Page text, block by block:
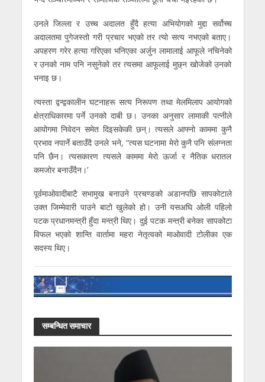
उनले जिल्ला र उच्च अदालत हुँदै हत्या अभियोगको मुद्दा सर्वोच्च
अदालतमा पुगेजस्तो गरी प्रचार भएको तर त्यो सत्य नभएको बताए।
अपहरण गरेर हत्या गरिएका भनिएका अर्जुन लामालाई आफूले नचिनेको
र उनको नाम पनि नसुनेको तर त्यसमा आफूलाई मुछ्न खोजेको उनको
भनाइ छ।
त्यस्ता द्वन्द्वकालीन घटनाहरू सत्य निरूपण तथा मेलमिलाप आयोगको
क्षेत्राधिकारमा पर्ने उनको दाबी छ। उनका अनुसार लामाकी पत्नीले
आयोगमा निवेदन समेत दिइसकेकी छन्। त्यसले आफ्नो काममा कुनै
प्रभाव नपार्ने बताउँदै उनले भने, “त्यस घटनामा मेरो कुनै पनि संलग्नता
पनि छैन। त्यसकारण त्यसले काममा मेरो ऊर्जा र नैतिक धरातल
कमजोर बनाउँदैन।’
पूर्वमाओवादीबाटै सभामुख बनाउने प्रचण्डको अडानपछि सापकोटाले
उक्त जिम्मेवारी पाउने बाटो खुलेको हो। उनी यसअघि ओली पहिलो
पटक प्रधानमन्त्री हुँदा मन्त्री थिए। दुई पटक मन्त्री बनेका सापकोटा
विफल भएको शान्ति वार्तामा महरा नेतृत्वको माओवादी टोलीका एक
सदस्य थिए।
सम्बन्धित समाचार